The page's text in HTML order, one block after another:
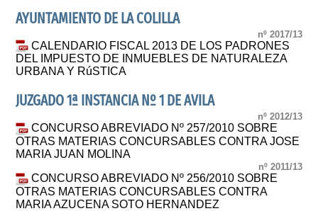
AYUNTAMIENTO DE LA COLILLA
nº 2017/13
CALENDARIO FISCAL 2013 DE LOS PADRONES
DEL IMPUESTO DE INMUEBLES DE NATURALEZA
URBANA Y RúSTICA
JUZGADO 1ª INSTANCIA Nº 1 DE AVILA
nº 2012/13
CONCURSO ABREVIADO Nº 257/2010 SOBRE
OTRAS MATERIAS CONCURSABLES CONTRA JOSE
MARIA JUAN MOLINA
nº 2011/13
CONCURSO ABREVIADO Nº 256/2010 SOBRE
OTRAS MATERIAS CONCURSABLES CONTRA
MARIA AZUCENA SOTO HERNANDEZ